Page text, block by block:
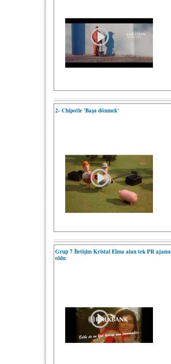
2- Chipotle 'Başa dönmek'
Grup 7 İletişim Kristal Elma alan tek PR ajansı
oldu